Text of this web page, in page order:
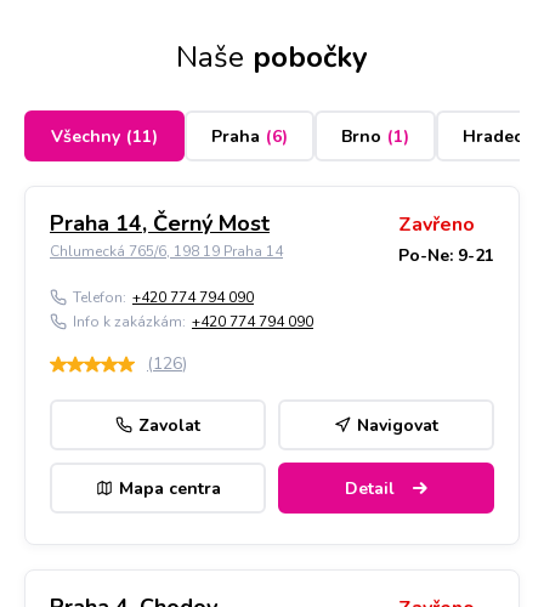
Naše pobočky
Všechny (11) Praha (6) Brno (1) Hradec
Praha 14, Černý Most
Chlumecká 765/6, 198 19 Praha 14
Zavřeno
Po-Ne: 9-21
Telefon: +420 774 794 090
Info k zakázkám: +420 774 794 090
(126)
Zavolat Navigovat
Mapa centra Detail